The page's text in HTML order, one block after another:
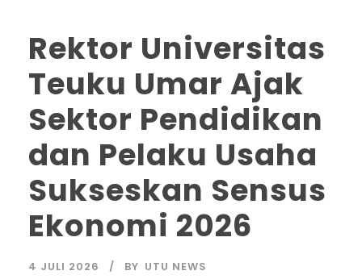
Rektor Universitas
Teuku Umar Ajak
Sektor Pendidikan
dan Pelaku Usaha
Sukseskan Sensus
Ekonomi 2026
4 JULI 2026 BY UTU NEWS